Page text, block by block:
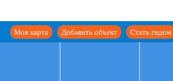
Стать гидом
Добавить объект
Моя карта